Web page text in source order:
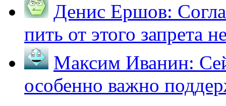
Денис Ершов:
пить от этого запрета
Максим Иванин:
особенно важно